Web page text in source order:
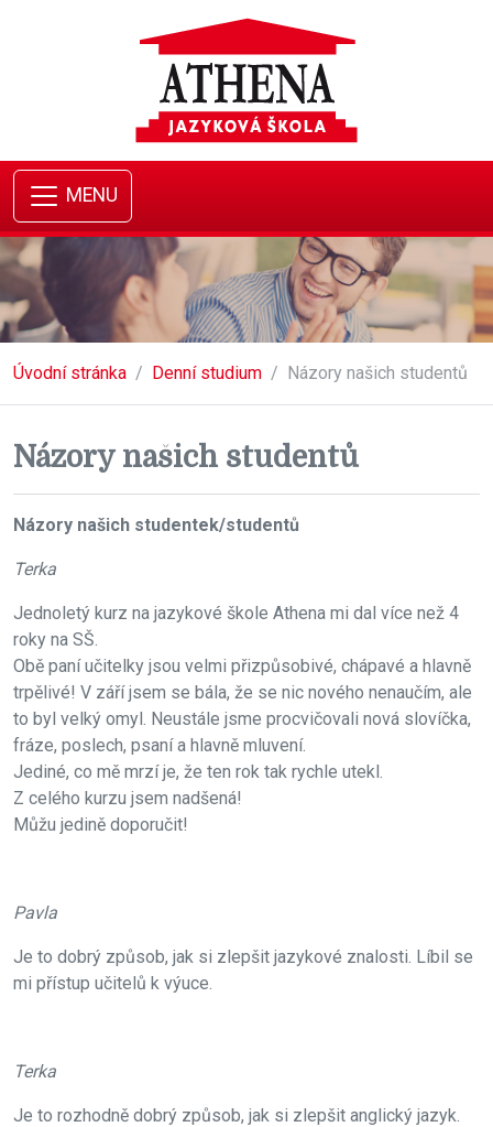
MENU
Úvodní stránka Denní studium Názory našich studentů
Názory našich studentů
Názory našich studentek/studentů
Terka
Jednoletý kurz na jazykové škole Athena mi dal více než 4
roky na SŠ.
Obě paní učitelky jsou velmi přizpůsobivé, chápavé a hlavně
trpělivé! V září jsem se bála, že se nic nového nenaučím, ale
to byl velký omyl. Neustále jsme procvičovali nová slovíčka,
fráze, poslech, psaní a hlavně mluvení.
Jediné, co mě mrzí je, že ten rok tak rychle utekl.
Z celého kurzu jsem nadšená!
Můžu jedině doporučit!
Pavla
Je to dobrý způsob, jak si zlepšit jazykové znalosti. Líbil se
mi přístup učitelů k výuce.
Terka
Je to rozhodně dobrý způsob, jak si zlepšit anglický jazyk.